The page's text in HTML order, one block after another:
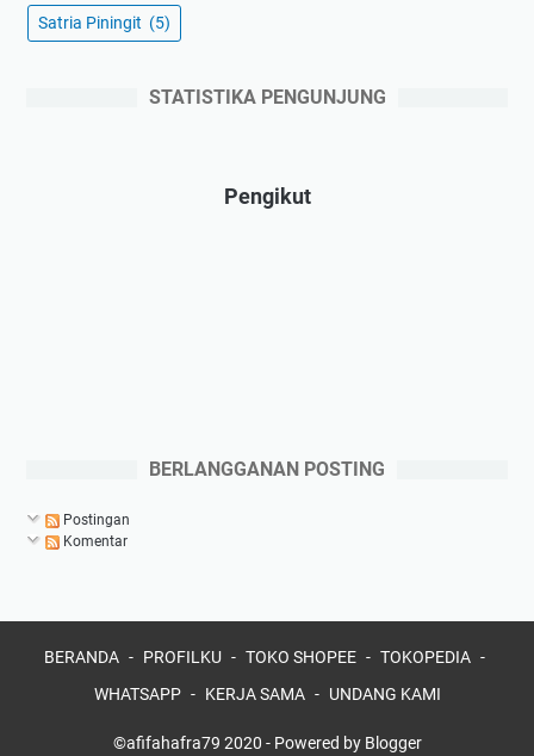
Satria Piningit (5)
STATISTIKA PENGUNJUNG
Pengikut
BERLANGGANAN POSTING
Postingan
Komentar
BERANDA PROFILKU TOKO SHOPEE
TOKOPEDIA
WHATSAPP
KERJA SAMA UNDANG KAMI
©afifahafra79 2020 - Powered by Blogger